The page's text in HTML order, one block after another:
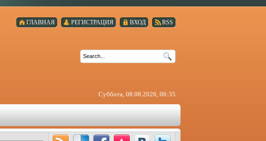
RSS
ВХОД
РЕГИСТРАЦИЯ
ГЛАВНАЯ
Суббота, 08.08.2026, 06:35